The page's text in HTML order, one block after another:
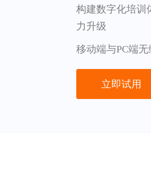
构建数字化培训
力升级
移动端与PC端
立即试用